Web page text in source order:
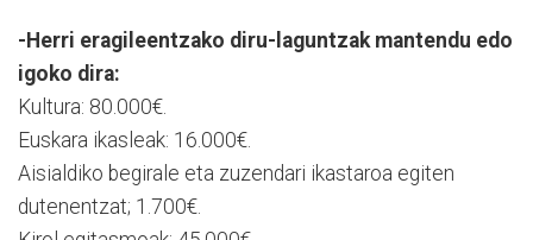
-Herri eragileentzako diru-laguntzak mantendu edo
igoko dira:
Kultura: 80.000€.
Euskara ikasleak: 16.000€.
Aisialdiko begirale eta zuzendari ikastaroa egiten
dutenentzat; 1.700€.